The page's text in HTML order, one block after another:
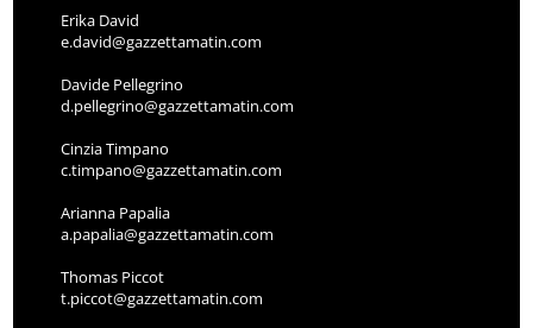
Erika David
e.david@gazzettamatin.com
Davide Pellegrino
d.pellegrino@gazzettamatin.com
Cinzia Timpano
c.timpano@gazzettamatin.com
Arianna Papalia
a.papalia@gazzettamatin.com
Thomas Piccot
t.piccot@gazzettamatin.com